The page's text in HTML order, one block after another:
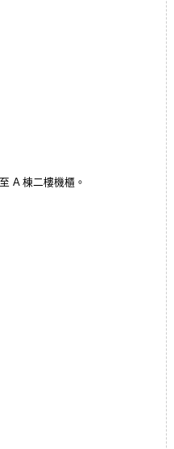
A 棟二樓機櫃。